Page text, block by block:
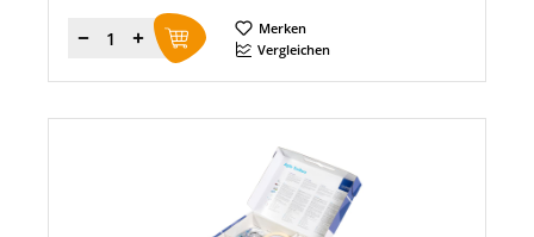
Menge
Merken
Vergleichen